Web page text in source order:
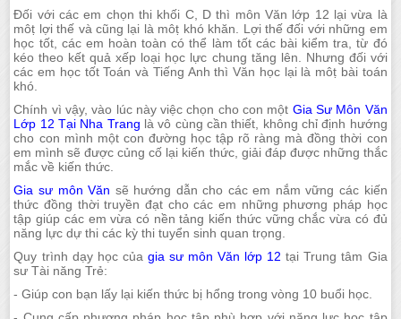
Đối với các em chọn thi khối C, D thì môn Văn lớp 12 lại vừa là
môṭ lợi thế và cũng lại là môṭ khó khăn. Lợi thế đối với những em
học tốt, các em hoàn toàn có thể làm tốt các bài kiểm tra, từ đó
kéo theo kết quả xếp loại học lực chung tăng lên. Nhưng đối với
các em học tốt Toán và Tiếng Anh thì Văn học lại là môṭ bài toán
khó.
Chính vì vậy, vào lúc này việc chọn cho con một Gia Sư Môn Văn
Lớp 12 Tại Nha Trang là vô cùng cần thiết, không chỉ định hướng
cho con mình một con đường học tập rõ ràng mà đồng thời con
em mình sẽ được củng cố lại kiến thức, giải đáp được những thắc
mắc về kiến thức.
Gia sư môn Văn sẽ hướng dẫn cho các em nắm vững các kiến
thức đồng thời truyền đạt cho các em những phương pháp học
tập giúp các em vừa có nền tảng kiến thức vững chắc vừa có đủ
năng lực dự thi các kỳ thi tuyển sinh quan trọng.
Quy trình dạy học của gia sư môn Văn lớp 12 tại Trung tâm Gia
sư Tài năng Trẻ:
- Giúp con bạn lấy lại kiến thức bị hổng trong vòng 10 buổi học.